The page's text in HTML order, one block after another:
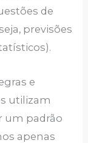
de
previsões
e
utilizam
um padrão
apenas